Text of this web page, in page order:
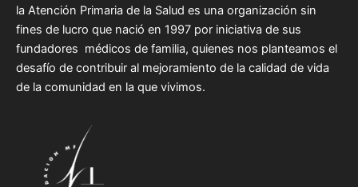
la Atención Primaria de la Salud es una organización sin
fines de lucro que nació en 1997 por iniciativa de sus
fundadores médicos de familia, quienes nos planteamos el
desafío de contribuir al mejoramiento de la calidad de vida
de la comunidad en la que vivimos.